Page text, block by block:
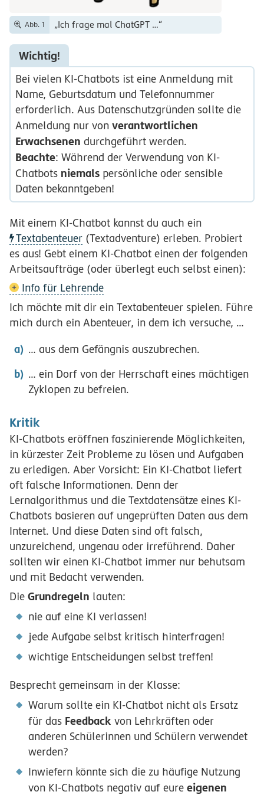
Abb. 1 „Ich frage mal ChatGPT …“
Wichtig!
Bei vielen KI-Chatbots ist eine Anmeldung mit
Name, Geburtsdatum und Telefonnummer
erforderlich. Aus Datenschutzgründen sollte die
Anmeldung nur von verantwortlichen
Erwachsenen durchgeführt werden.
Beachte: Während der Verwendung von KI-
Chatbots niemalspersönliche oder sensible
Daten bekanntgeben!
Mit einem KI-Chatbot kannst du auch ein
Textabenteuer (Textadventure) erleben. Probiert
es aus! Gebt einem KI-Chatbot einen der folgenden
Arbeitsaufträge (oder überlegt euch selbst einen):
Info für Lehrende
Ich möchte mit dir ein Textabenteuer spielen. Führe
mich durch ein Abenteuer, in dem ich versuche, …
… aus dem Gefängnis auszubrechen.
… ein Dorf von der Herrschaft eines mächtigen
Zyklopen zu befreien.
Kritik
KI-Chatbots eröffnen faszinierende Möglichkeiten,
in kürzester Zeit Probleme zu lösen und Aufgaben
zu erledigen. Aber Vorsicht: Ein KI-Chatbot liefert
oft falsche Informationen. Denn der
Lernalgorithmus und die Textdatensätze eines KI-
Chatbots basieren auf ungeprüften Daten aus dem
Internet. Und diese Daten sind oft falsch,
unzureichend, ungenau oder irreführend. Daher
sollten wir einen KI-Chatbot immer nur behutsam
und mit Bedacht verwenden.
Die Grundregeln lauten:
nie auf eine KI verlassen!
jede Aufgabe selbst kritisch hinterfragen!
wichtige Entscheidungen selbst treffen!
Besprecht gemeinsam in der Klasse:
Warum sollte ein KI-Chatbot nicht als Ersatz
für das Feedback von Lehrkräften oder
anderen Schülerinnen und Schülern verwendet
werden?
Inwiefern könnte sich die zu häufige Nutzung
von KI-Chatbots negativ auf eure eigenen